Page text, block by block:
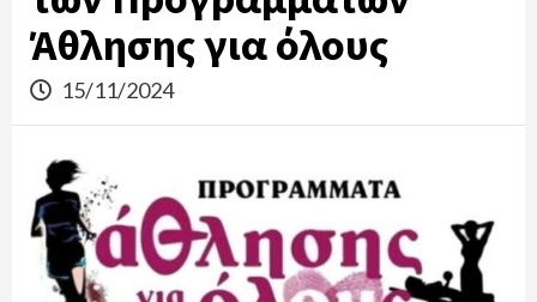
Άθλησης για όλους
15/11/2024